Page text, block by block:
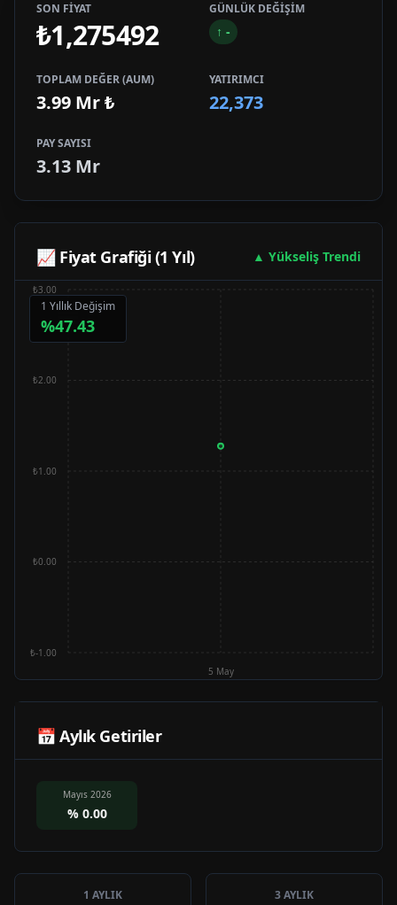
SON FİYAT
₺1,275492
GÜNLÜK DEĞİŞİM
↑ -
TOPLAM DEĞER (AUM)
3.99 Mr₺
YATIRIMCI
22,373
PAY SAYISI
3.13 Mr
📈 Fiyat Grafiği (1 Yıl) ▲ Yükseliş Trendi
1 Yıllık Değişim
%47.43
5 May
₺-1.00
₺0.00
₺1.00
₺2.00
₺3.00
📅 Aylık Getiriler
Mayıs 2026
% 0.00
1 AYLIK 3 AYLIK